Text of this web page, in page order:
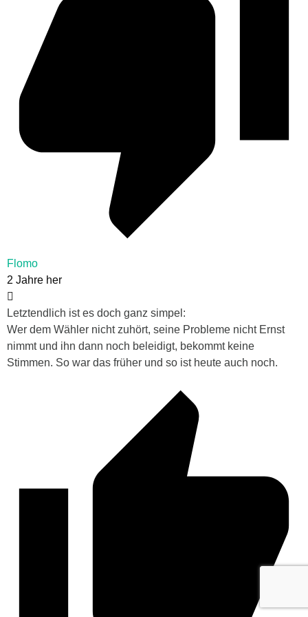
Flomo
2 Jahre her
Letztendlich ist es doch ganz simpel:
Wer dem Wähler nicht zuhört, seine Probleme nicht Ernst
nimmt und ihn dann noch beleidigt, bekommt keine
Stimmen. So war das früher und so ist heute auch noch.